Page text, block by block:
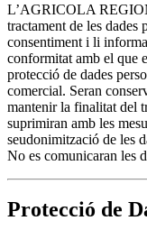
L’AGRICOLA
tractament de les dades
consentiment i li informa
conformitat amb el que
protecció de dades
comercial. Seran
mantenir la finalitat del
suprimiran amb les
seudonimització de les
No es comunicaran les
Protecció de